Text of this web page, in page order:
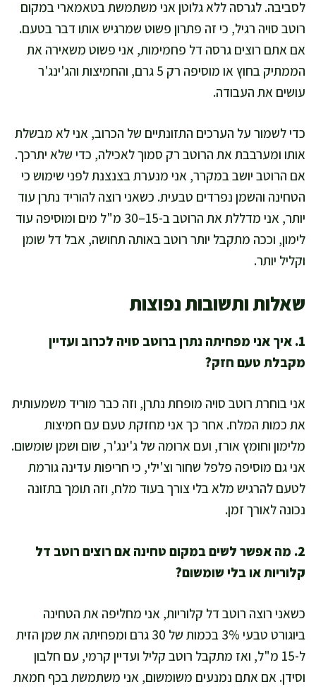
לסביבה. לגרסה ללא גלוטן אני משתמשת בטאמארי במקום
רוטב סויה רגיל, כי זה פתרון פשוט שמרגיש אותו דבר בטעם.
אם אתם רוצים גרסה דל פחמימות, אני פשוט משאירה את
הממתיק בחוץ או מוסיפה רק 5 גרם, והחמיצות והג'ינג'ר
עושים את העבודה.
כדי לשמור על הערכים התזונתיים של הכרוב, אני לא מבשלת
אותו ומערבבת את הרוטב רק סמוך לאכילה, כדי שלא יתרכך.
אם הרוטב יושב במקרר, אני מנערת בצנצנת לפני שימוש כי
הטחינה והשמן נפרדים טבעית. כשאני רוצה להוריד נתרן עוד
יותר, אני מדללת את הרוטב ב-15–30 מ"ל מים ומוסיפה עוד
לימון, וככה מתקבל יותר רוטב באותה תחושה, אבל דל שומן
וקליל יותר.
שאלות ותשובות נפוצות
1. איך אני מפחיתה נתרן ברוטב סויה לכרוב ועדיין
מקבלת טעם חזק?
אני בוחרת רוטב סויה מופחת נתרן, וזה כבר מוריד משמעותית
את כמות המלח. אחר כך אני מחזקת טעם עם חמיצות
מלימון וחומץ אורז, ועם ארומה של ג'ינג'ר, שום ושמן שומשום.
אני גם מוסיפה פלפל שחור וצ'ילי, כי חריפות עדינה גורמת
לטעם להרגיש מלא בלי צורך בעוד מלח, וזה תומך בתזונה
נכונה לאורך זמן.
2. מה אפשר לשים במקום טחינה אם רוצים רוטב דל
קלוריות או בלי שומשום?
כשאני רוצה רוטב דל קלוריות, אני מחליפה את הטחינה
ביוגורט טבעי 3% בכמות של 30 גרם ומפחיתה את שמן הזית
ל-15 מ"ל, ואז מתקבל רוטב קליל ועדיין קרמי, עם חלבון
וסידן. אם אתם נמנעים משומשום, אני משתמשת בכף חמאת